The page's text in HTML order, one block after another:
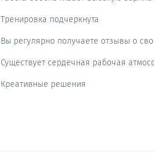
Тренировка подчеркнута
Вы регулярно получаете отзывы о
Существует сердечная рабочая
Креативные решения